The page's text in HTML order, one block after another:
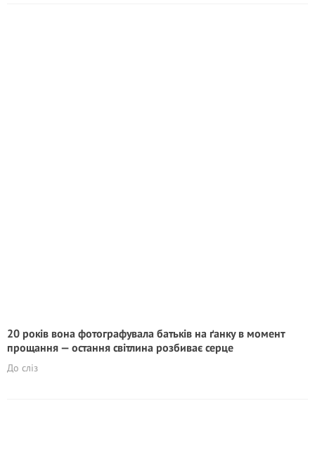
20 років вона фотографувала батьків на ґанку в момент
прощання — остання світлина розбиває серце
До сліз